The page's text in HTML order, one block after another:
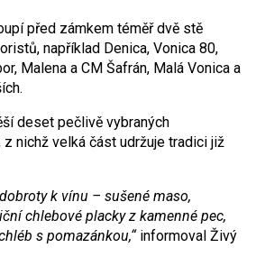
před zámkem téměř dvě stě
například Denica, Vonica 80,
Malena a CM Šafrán, Malá Vonica a
deset pečlivě vybraných
nichž velká část udržuje tradici již
k vínu – sušené maso,
chlebové placky z kamenné pec,
s pomazánkou,“informoval Živý